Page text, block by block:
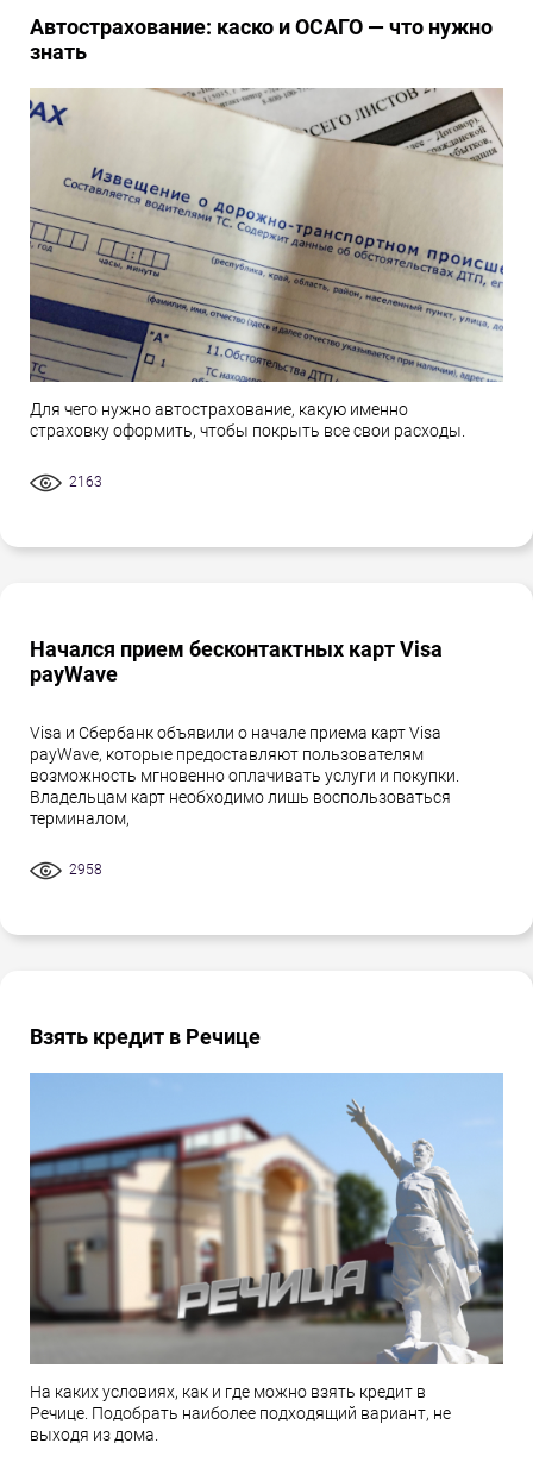
Автострахование: каско и ОСАГО — что нужно
знать
Для чего нужно автострахование, какую именно
страховку оформить, чтобы покрыть все свои расходы.
2163
Начался прием бесконтактных карт Visa
payWave
Visa и Сбербанк объявили о начале приема карт Visa
payWave, которые предоставляют пользователям
возможность мгновенно оплачивать услуги и покупки.
Владельцам карт необходимо лишь воспользоваться
терминалом,
2958
Взять кредит в Речице
На каких условиях, как и где можно взять кредит в
Речице. Подобрать наиболее подходящий вариант, не
выходя из дома.